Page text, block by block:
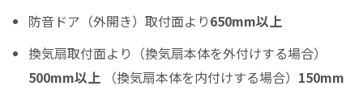
ボーナス月の加算金額
0
ボーナス月の加算（上乗せ）金額をスライドして下さい（1万円単位）
防音ドア（外開き）取付面より650mm以上
換気扇取付面より（換気扇本体を外付けする場合）
500mm以上 （換気扇本体を内付けする場合） 150mm